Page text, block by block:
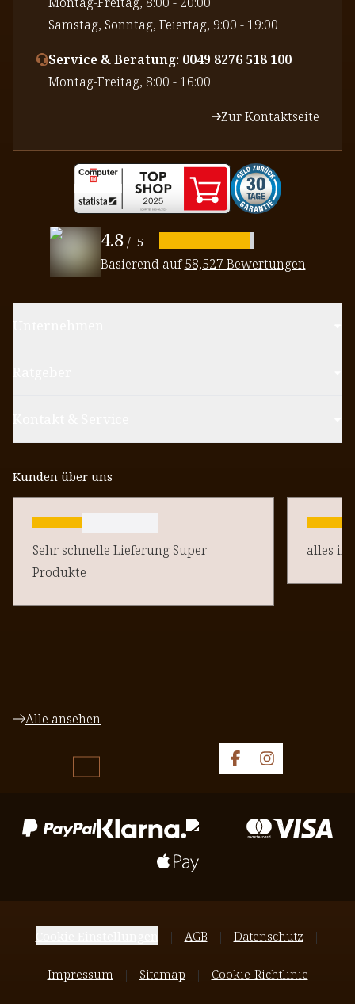
⁠Samstag, Sonntag, Feiertag, 9:00 - 19:00
Service & Beratung: 0049 8276 518 100
⁠Montag-Freitag, 8:00 - 16:00
Zur Kontaktseite
4.8 / 5
Basierend auf58,527 Bewertungen
Kunden über uns
Sehr schnelle Lieferung Super
Produkte
alles in
Alle ansehen
AGB Datenschutz
Impressum Sitemap Cookie-Richtlinie